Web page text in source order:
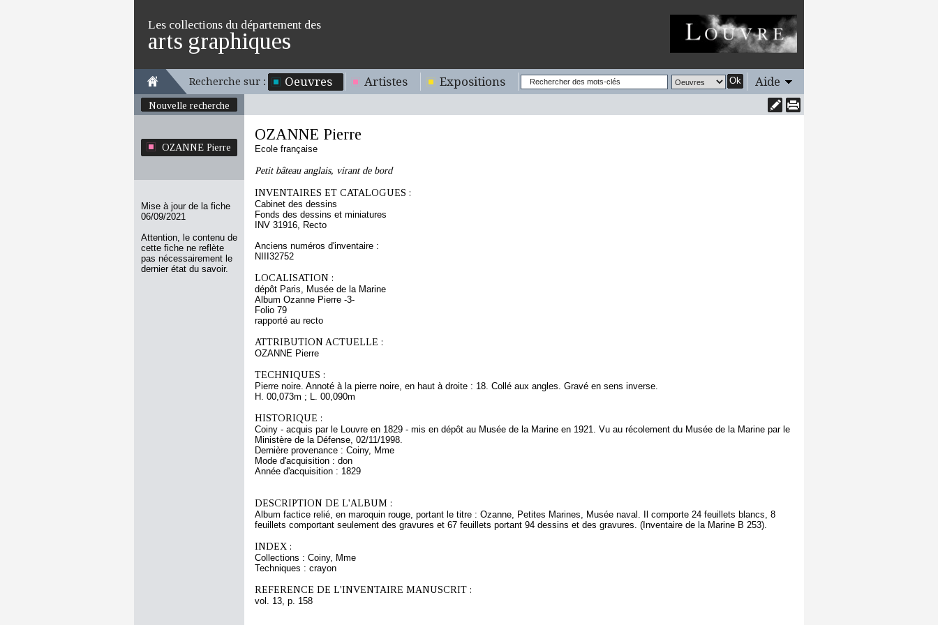
Les collections du département des
arts graphiques
Recherche sur : Oeuvres Artistes Expositions Ok Aide
Nouvelle recherche
OZANNE Pierre
Mise à jour de la fiche
06/09/2021
Attention, le contenu de
cette fiche ne reflète
pas nécessairement le
dernier état du savoir.
OZANNE Pierre
Ecole française
Petit bâteau anglais, virant de bord
INVENTAIRES ET CATALOGUES :
Cabinet des dessins
Fonds des dessins et miniatures
INV 31916, Recto
Anciens numéros d'inventaire :
NIII32752
LOCALISATION :
dépôt Paris, Musée de la Marine
Album Ozanne Pierre -3-
Folio 79
rapporté au recto
ATTRIBUTION ACTUELLE :
OZANNE Pierre
TECHNIQUES :
Pierre noire. Annoté à la pierre noire, en haut à droite : 18. Collé aux angles. Gravé en sens inverse.
H. 00,073m ; L. 00,090m
HISTORIQUE :
Coiny - acquis par le Louvre en 1829 - mis en dépôt au Musée de la Marine en 1921. Vu au récolement du Musée de la Marine par le
Ministère de la Défense, 02/11/1998.
Dernière provenance : Coiny, Mme
Mode d'acquisition : don
Année d'acquisition : 1829
DESCRIPTION DE L'ALBUM :
Album factice relié, en maroquin rouge, portant le titre : Ozanne, Petites Marines, Musée naval. Il comporte 24 feuillets blancs, 8
feuillets comportant seulement des gravures et 67 feuillets portant 94 dessins et des gravures. (Inventaire de la Marine B 253).
INDEX :
Collections : Coiny, Mme
Techniques : crayon
REFERENCE DE L'INVENTAIRE MANUSCRIT :
vol. 13, p. 158